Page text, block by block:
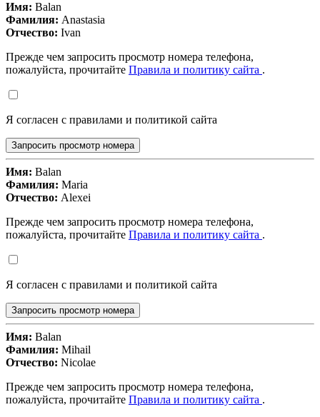
Имя: Balan
Фамилия: Anastasia
Отчество: Ivan
Прежде чем запросить просмотр номера телефона,
пожалуйста, прочитайте Правила и политику сайта .
Я согласен с правилами и политикой сайта
Запросить просмотр номера
Имя: Balan
Фамилия: Maria
Отчество: Alexei
Прежде чем запросить просмотр номера телефона,
пожалуйста, прочитайте Правила и политику сайта .
Я согласен с правилами и политикой сайта
Запросить просмотр номера
Имя: Balan
Фамилия: Mihail
Отчество: Nicolae
Прежде чем запросить просмотр номера телефона,
пожалуйста, прочитайте Правила и политику сайта .